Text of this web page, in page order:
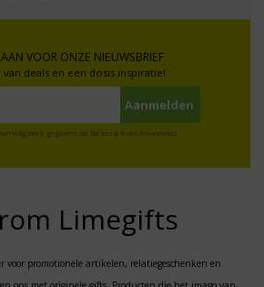
AAN VOOR ONZE NIEUWSBRIEF
deals en een dosis inspiratie!
veilig met je gegevens om. Dat lees je in ons Privacybeleid.
Limegifts
voor promotionele artikelen, relatiegeschenken en